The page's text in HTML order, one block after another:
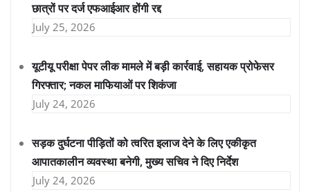
छात्रों पर दर्ज एफआईआर होंगी रद्द
July 25, 2026
यूटीयू परीक्षा पेपर लीक मामले में बड़ी कार्रवाई, सहायक प्रोफेसर
गिरफ्तार; नकल माफियाओं पर शिकंजा
July 24, 2026
सड़क दुर्घटना पीड़ितों को त्वरित इलाज देने के लिए एकीकृत
आपातकालीन व्यवस्था बनेगी, मुख्य सचिव ने दिए निर्देश
July 24, 2026